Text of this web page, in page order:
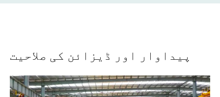
پیداوار اور ڈیزائن کی صلاحیت